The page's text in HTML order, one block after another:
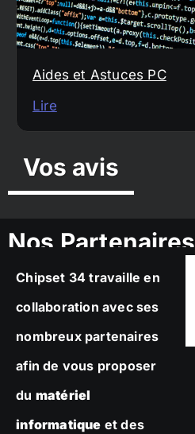
Aides et Astuces PC
Lire
Vos avis
Nos Partenaires
Chipset 34 travaille en
collaboration avec ses
nombreux partenaires
afin de vous proposer
du matériel
informatique et des